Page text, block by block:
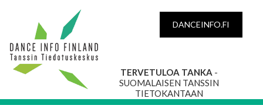
DANCEINFO.FI
TERVETULOA TANKA -
SUOMALAISEN TANSSIN
TIETOKANTAAN